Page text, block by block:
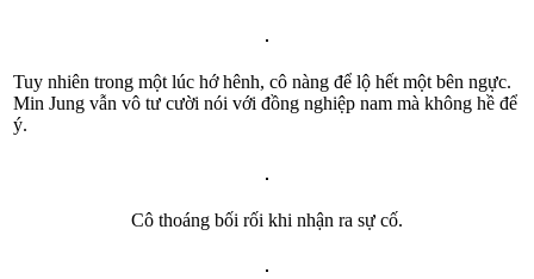
Tuy nhiên trong một lúc hớ hênh, cô nàng để lộ hết một bên ngực.
Min Jung vẫn vô tư cười nói với đồng nghiệp nam mà không hề để
ý.
Cô thoáng bối rối khi nhận ra sự cố.